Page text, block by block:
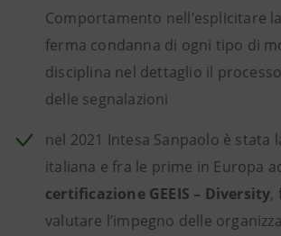
Comportamento nell’esplicitare
ferma condanna di ogni tipo di
disciplina nel dettaglio il
delle segnalazioni
nel 2021 Intesa Sanpaolo è stata
italiana e fra le prime in Europa
certificazione GEEIS – Diversity,
valutare l’impegno delle